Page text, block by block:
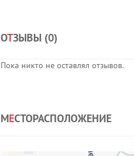
ОТЗЫВЫ (0)
Пока никто не оставлял отзывов.
МЕСТОРАСПОЛОЖЕНИЕ